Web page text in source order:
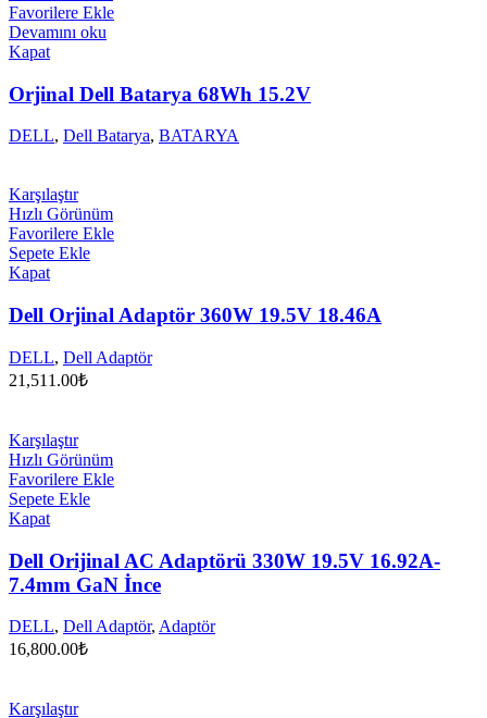
Favorilere Ekle
Devamını oku
Kapat
Orjinal Dell Batarya 68Wh 15.2V
DELL, Dell Batarya, BATARYA
Karşılaştır
Hızlı Görünüm
Favorilere Ekle
Sepete Ekle
Kapat
Dell Orjinal Adaptör 360W 19.5V 18.46A
DELL, Dell Adaptör
21,511.00₺
Karşılaştır
Hızlı Görünüm
Favorilere Ekle
Sepete Ekle
Kapat
Dell Orijinal AC Adaptörü 330W 19.5V 16.92A-
7.4mm GaN İnce
DELL, Dell Adaptör, Adaptör
16,800.00₺
Karşılaştır